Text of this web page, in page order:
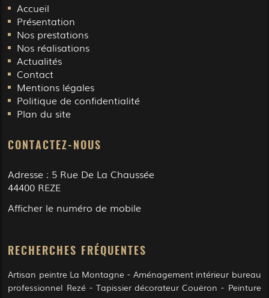
Accueil
Présentation
Nos prestations
Nos réalisations
Actualités
Contact
Mentions légales
Politique de confidentialité
Plan du site
CONTACTEZ-NOUS
Adresse : 5 Rue De La Chaussée
44400 REZE
Afficher le numéro de mobile
RECHERCHES FRÉQUENTES
Artisan peintre La Montagne
Aménagement intérieur bureau
professionnel Rezé
Tapissier décorateur Couëron
Peinture